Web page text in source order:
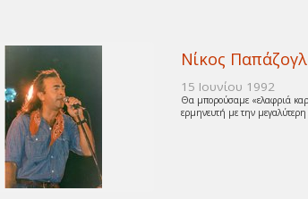
Νίκος
15 Ιουνίου 1992
Θα μπορούσαμε «ελαφριά
ερμηνευτή με την